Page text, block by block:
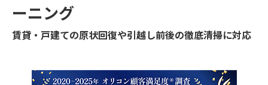
ーニング
賃貸・戸建ての原状回復や引越し前後の徹底清掃に対応